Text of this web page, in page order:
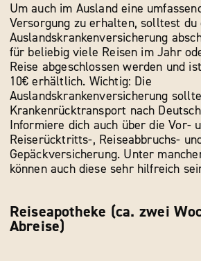
Um auch im Ausland eine
Versorgung zu erhalten, solltest du
Auslandskrankenversicherung
für beliebig viele Reisen im Jahr
Reise abgeschlossen werden und
10€ erhältlich. Wichtig: Die
Auslandskrankenversicherung
Krankenrücktransport nach
Informiere dich auch über die Vor-
Reiserücktritts-, Reiseabbruchs-
Gepäckversicherung. Unter
können auch diese sehr hilfreich
Reiseapotheke (ca. zwei
Abreise)